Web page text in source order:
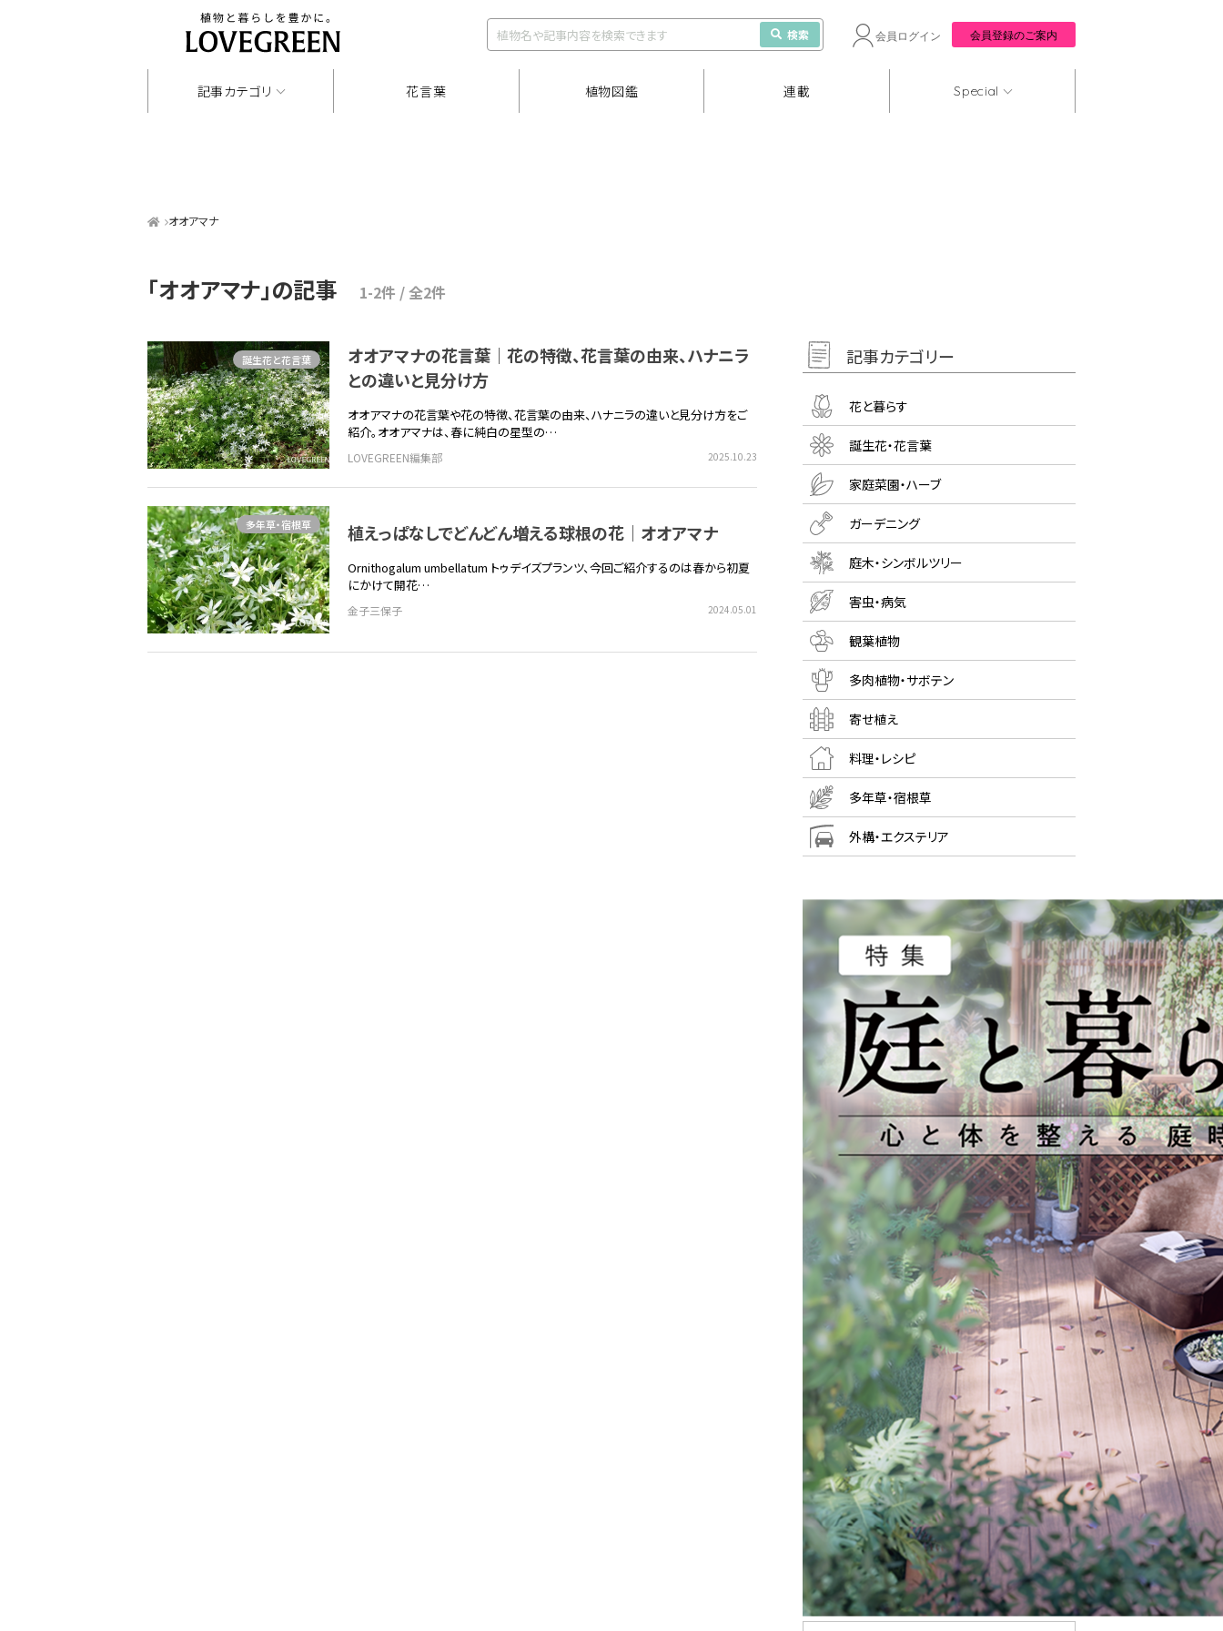
検索 会員ログイン 会員登録のご案内
記事カテゴリ 花言葉 植物図鑑 連載 Special
オオアマナ
「オオアマナ」の記事 1-2件 / 全2件
オオアマナの花言葉｜花の特徴、花言葉の由来、ハナニラ
との違いと見分け方
オオアマナの花言葉や花の特徴、花言葉の由来、ハナニラの違いと見分け方をご
紹介。オオアマナは、春に純白の星型の…
LOVEGREEN編集部 2025.10.23
誕生花と花言葉
植えっぱなしでどんどん増える球根の花｜オオアマナ
Ornithogalum umbellatum トゥデイズプランツ、今回ご紹介するのは春から初夏
にかけて開花…
金子三保子 2024.05.01
多年草・宿根草
記事カテゴリー
花と暮らす
誕生花・花言葉
家庭菜園・ハーブ
ガーデニング
庭木・シンボルツリー
害虫・病気
観葉植物
多肉植物・サボテン
寄せ植え
料理・レシピ
多年草・宿根草
外構・エクステリア